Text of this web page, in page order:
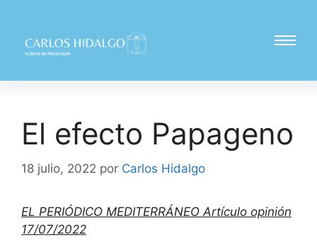
El efecto Papageno
18 julio, 2022 por Carlos Hidalgo
EL PERIÓDICO MEDITERRÁNEO Artículo opinión
17/07/2022